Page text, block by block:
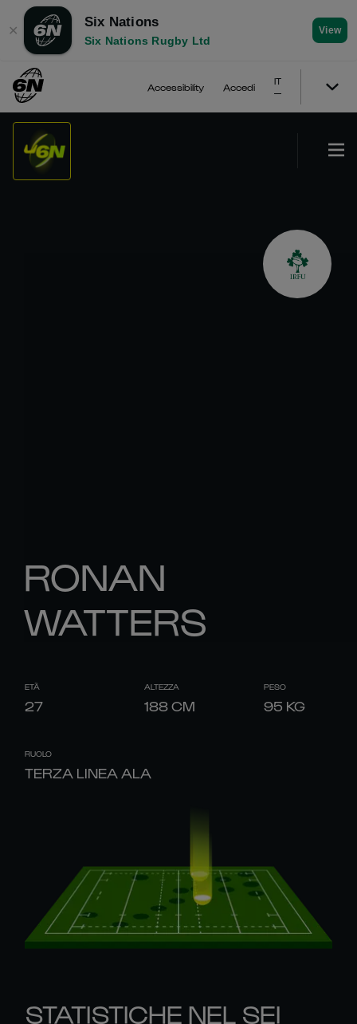
✕
Six Nations
Six Nations Rugby Ltd
View
Accessibility Accedi
IT
RONAN
WATTERS
ETÀ
27
ALTEZZA
188CM
PESO
95 KG
RUOLO
TERZA LINEA ALA
STATISTICHE NEL SEI